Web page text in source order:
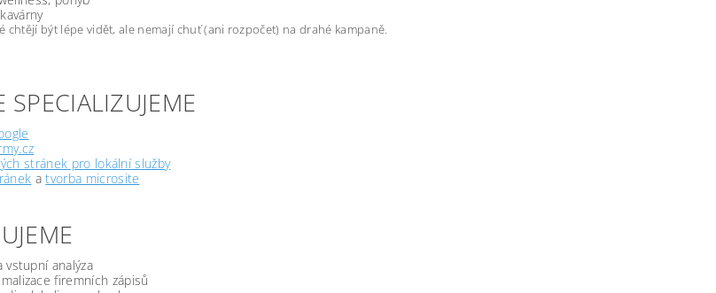
chtějí být lépe vidět, ale nemají chuť (ani rozpočet) na drahé kampaně.
SPECIALIZUJEME
stránek pro lokální služby
atvorba microsite
vstupní analýza
firemních zápisů